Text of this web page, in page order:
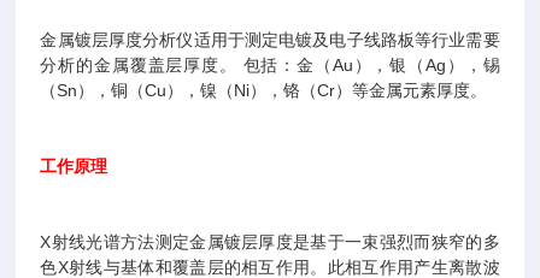
金属镀层厚度分析仪适用于测定电镀及电子线路板等行业需要
分析的金属覆盖层厚度。 包括：金（Au），银（Ag），锡
（Sn），铜（Cu），镍（Ni），铬（Cr）等金属元素厚度。
工作原理
X射线光谱方法测定金属镀层厚度是基于一束强烈而狭窄的多
色X射线与基体和覆盖层的相互作用。此相互作用产生离散波